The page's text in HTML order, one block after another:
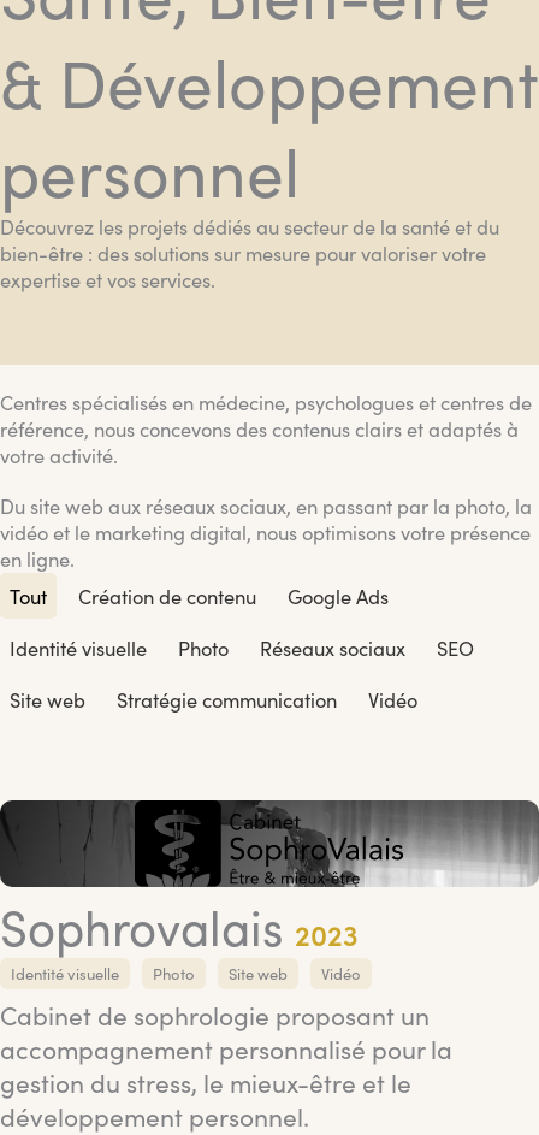
& Développement
personnel
Découvrez les projets dédiés au secteur de la santé et du
bien-être : des solutions sur mesure pour valoriser votre
expertise et vos services.
Centres spécialisés en médecine, psychologues et centres de
référence, nous concevons des contenus clairs et adaptés à
votre activité.
Du site web aux réseaux sociaux, en passant par la photo, la
vidéo et le marketing digital, nous optimisons votre présence
en ligne.
Tout
Création de contenu
Google Ads
Identité visuelle
Photo Réseaux sociaux
SEO
Site web
Stratégie communication Vidéo
Sophrovalais 2023
Identité visuelle Photo Site web Vidéo
Cabinet de sophrologie proposant un
accompagnement personnalisé pour la
gestion du stress, le mieux-être et le
développement personnel.